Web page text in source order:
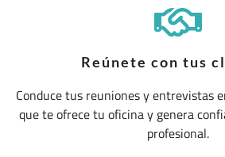
Reúnete con tus
Conduce tus reuniones y entrevistas
que te ofrece tu oficina y genera
profesional.